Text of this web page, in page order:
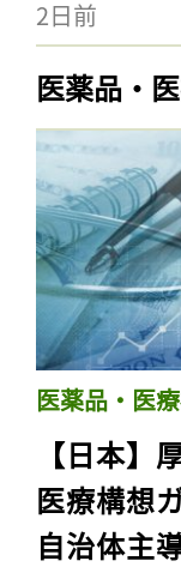
2日前
医薬品・
医薬品・医
【日本】
医療構想
自治体主